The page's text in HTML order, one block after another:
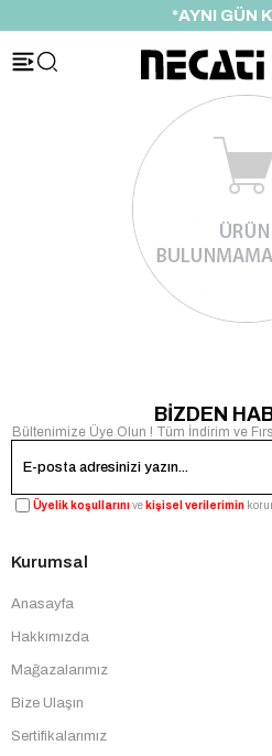
*AYNI GÜN
BİZDEN
Bültenimize Üye Olun ! Tüm İndirim ve
Üyelik koşullarınıve kişisel verilerimin
Kurumsal
Anasayfa
Hakkımızda
Mağazalarımız
Bize Ulaşın
Sertifikalarımız